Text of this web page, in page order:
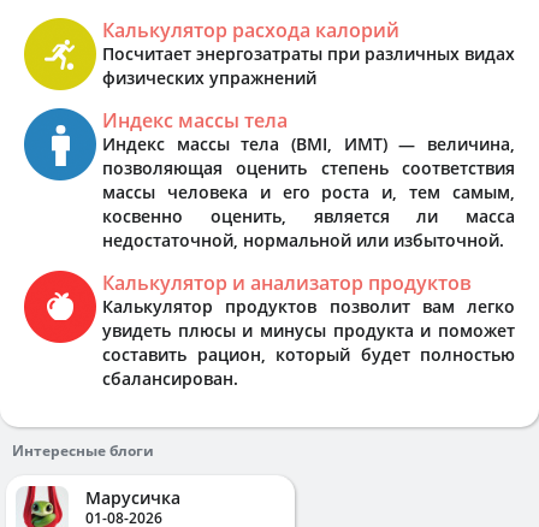
Калькулятор расхода калорий
Посчитает энергозатраты при различных видах
физических упражнений
Индекс массы тела
Индекс массы тела (BMI, ИМТ) — величина,
позволяющая оценить степень соответствия
массы человека и его роста и, тем самым,
косвенно оценить, является ли масса
недостаточной, нормальной или избыточной.
Калькулятор и анализатор продуктов
Калькулятор продуктов позволит вам легко
увидеть плюсы и минусы продукта и поможет
составить рацион, который будет полностью
сбалансирован.
Интересные блоги
Марусичка
01-08-2026